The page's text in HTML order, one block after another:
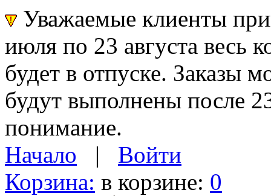
Уважаемые клиенты
июля по 23 августа весь
будет в отпуске. Заказы
будут выполнены после
понимание.
Начало | Войти
Корзина: в корзине: 0